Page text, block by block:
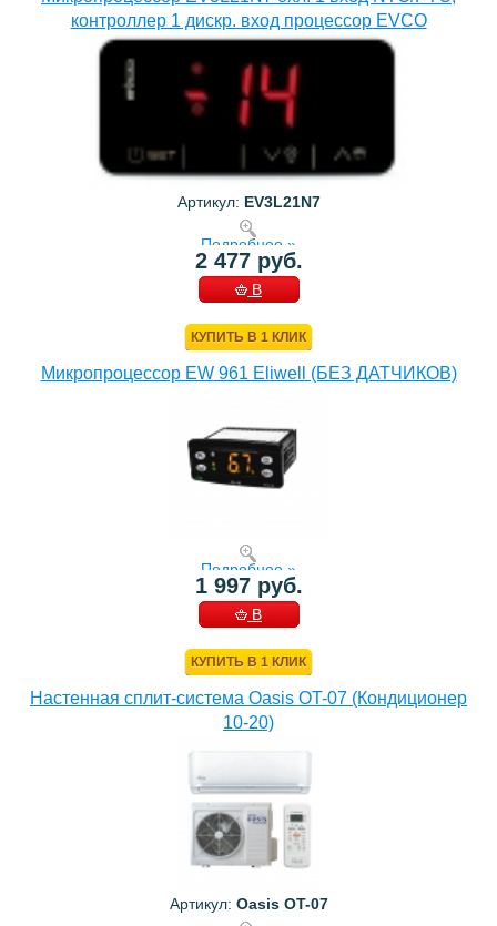
контроллер 1 дискр. вход процессор EVCO
Артикул: EV3L21N7
Подробнее »
2 477 руб.
В
КУПИТЬ В 1 КЛИК
Микропроцессор EW 961 Eliwell (БЕЗ ДАТЧИКОВ)
Подробнее »
1 997 руб.
В
КУПИТЬ В 1 КЛИК
Настенная сплит-система Oasis OT-07 (Кондиционер
10-20)
Артикул: Oasis OT-07